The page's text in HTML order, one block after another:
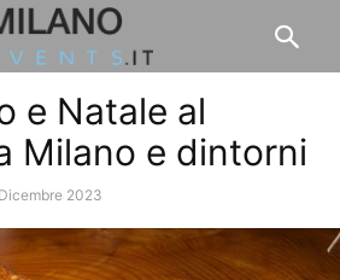
e Natale al
Milano e dintorni
2023